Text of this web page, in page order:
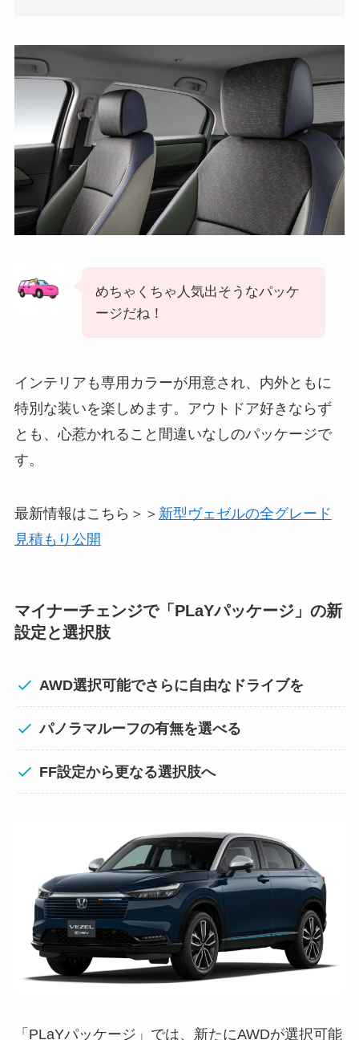
めちゃくちゃ人気出そうなパッケ
ージだね！
インテリアも専用カラーが用意され、内外ともに
特別な装いを楽しめます。アウトドア好きならず
とも、心惹かれること間違いなしのパッケージで
す。
最新情報はこちら＞＞ 新型ヴェゼルの全グレード
見積もり公開
マイナーチェンジで「PLaYパッケージ」の新
設定と選択肢
AWD選択可能でさらに自由なドライブを
パノラマルーフの有無を選べる
FF設定から更なる選択肢へ
「PLaYパッケージ」では、新たにAWDが選択可能